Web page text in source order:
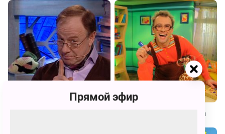
Бериляка учится читать. Буквы
Прямой эфир